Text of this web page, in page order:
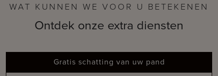
WAT KUNNEN WE VOOR U BETEKENEN
Ontdek onze extra diensten
Gratis schatting van uw pand